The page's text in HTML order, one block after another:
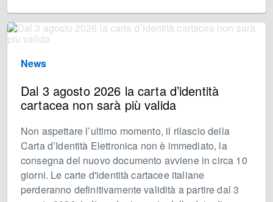
News
Dal 3 agosto 2026 la carta d’identità
cartacea non sarà più valida
Non aspettare l’ultimo momento, il rilascio della
Carta d’Identità Elettronica non è immediato, la
consegna del nuovo documento avviene in circa 10
giorni. Le carte d'identità cartacee italiane
perderanno definitivamente validità a partire dal 3